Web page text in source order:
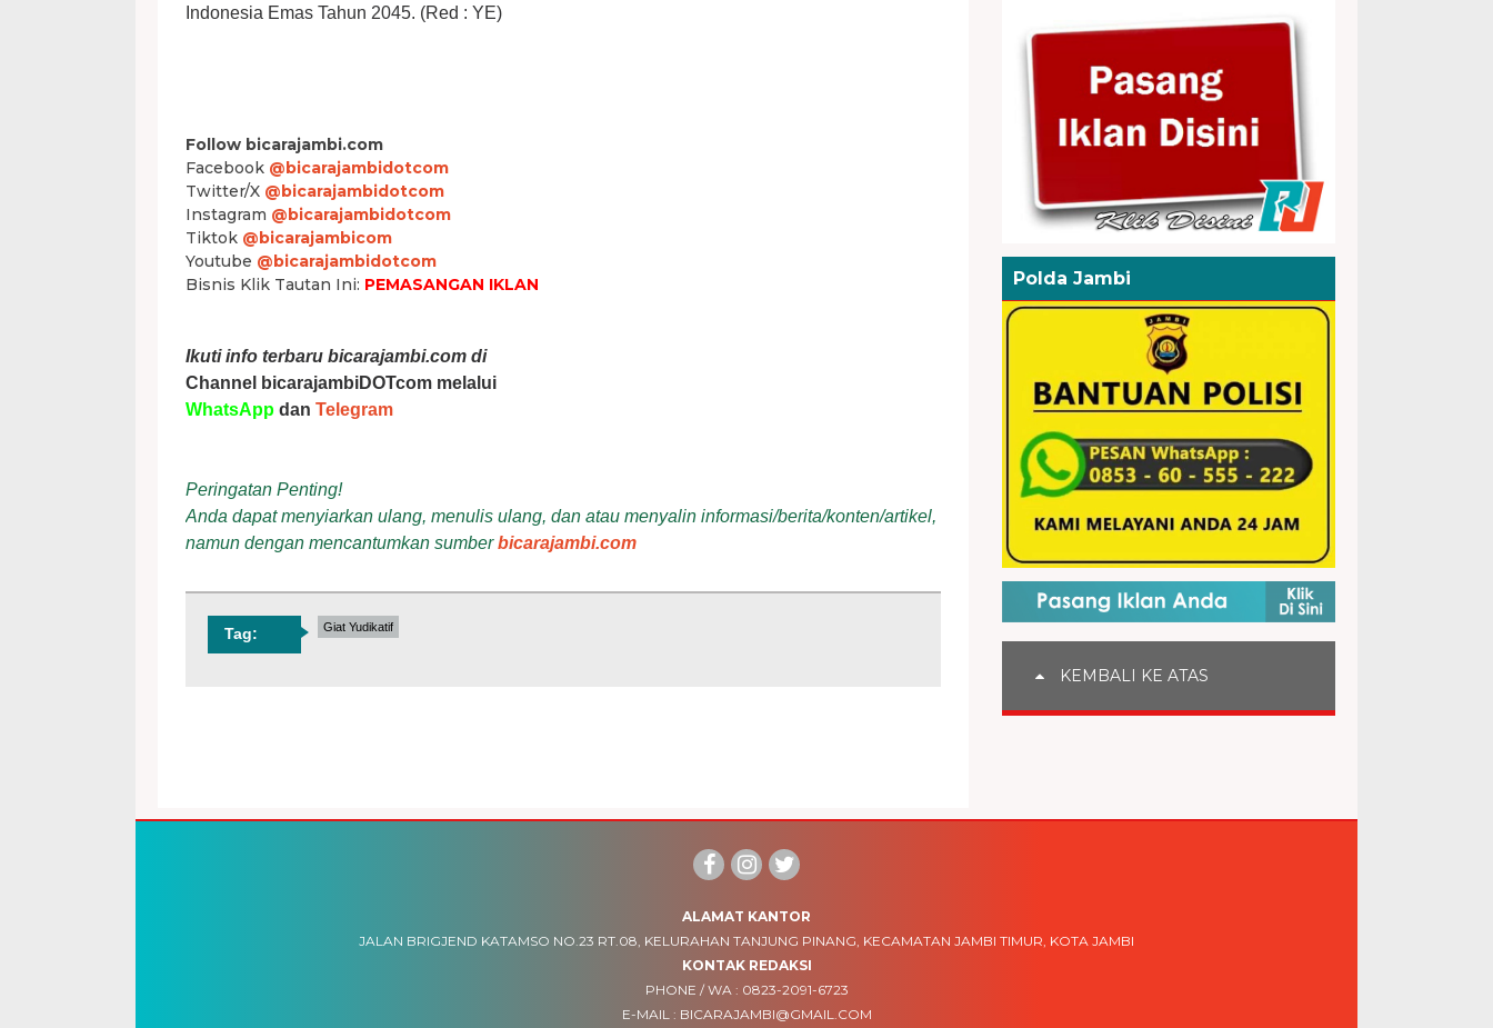
Indonesia Emas Tahun 2045. (Red : YE)
Follow bicarajambi.com
Facebook @bicarajambidotcom
Twitter/X @bicarajambidotcom
Instagram @bicarajambidotcom
Tiktok @bicarajambicom
Youtube @bicarajambidotcom
Bisnis Klik Tautan Ini: PEMASANGAN IKLAN
Ikuti info terbaru bicarajambi.com di
Channel bicarajambiDOTcom melalui
WhatsApp dan Telegram
Peringatan Penting!
Anda dapat menyiarkan ulang, menulis ulang, dan atau menyalin informasi/berita/konten/artikel,
namun dengan mencantumkan sumberbicarajambi.com
Tag: Giat Yudikatif
Polda Jambi
KEMBALI KE ATAS
ALAMAT KANTOR
JALAN BRIGJEND KATAMSO NO.23 RT.08, KELURAHAN TANJUNG PINANG, KECAMATAN JAMBI TIMUR, KOTA JAMBI
KONTAK REDAKSI
PHONE / WA : 0823-2091-6723
E-MAIL : BICARAJAMBI@GMAIL.COM